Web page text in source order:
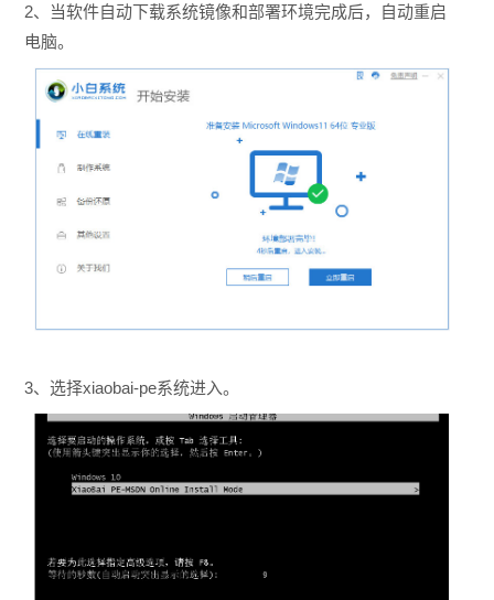
2、当软件自动下载系统镜像和部署环境完成后，自动重启
电脑。
3、选择xiaobai-pe系统进入。